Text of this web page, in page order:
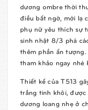
dương ombre thời
điều bất ngờ, mới lạ
phụ nữ yêu thích sự
sinh nhật 8/3 phá
thêm phần ấn
tham khảo ngay nhé
Thiết kế của T513
trắng tinh khôi, được
dương loang nhẹ ở